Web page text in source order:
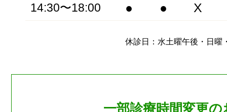
14:30〜18:00 ● ● X
休診日：水土曜午後・日曜
一部診療時間変更